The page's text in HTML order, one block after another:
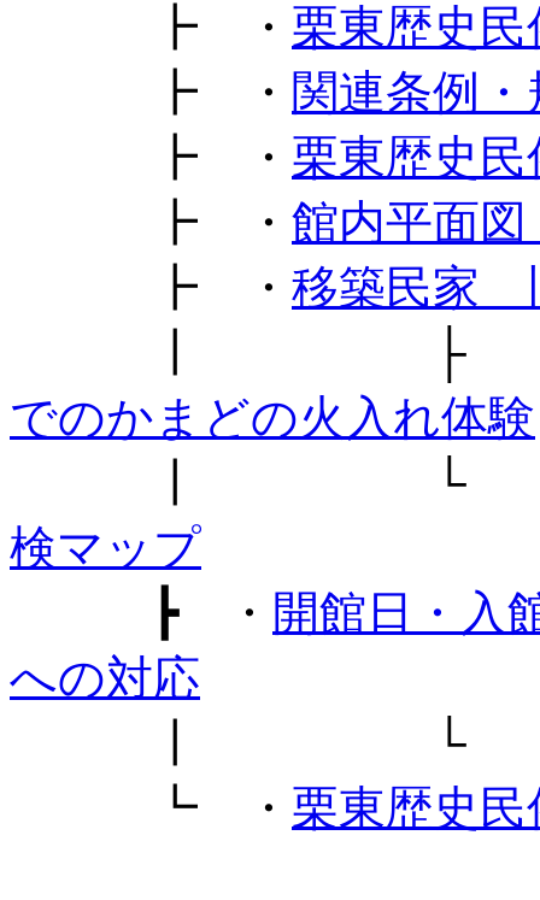
┣ ・ 栗東歴史
┣ ・ 関連条例・
┣ ・ 栗東歴史
┣ ・ 館内平面
┣ ・ 移築民家
┃ ├
でのかまどの火入れ体験
┃ └
検マップ
┣ ・ 開館日・入
への対応
┃ └
┗ ・ 栗東歴史